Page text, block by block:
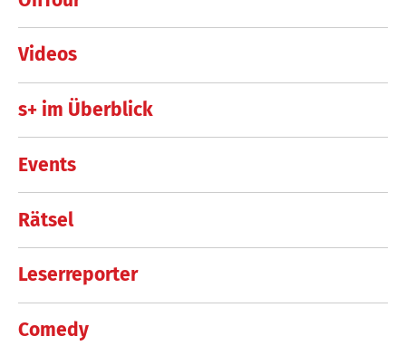
Videos
s+ im Überblick
Events
Rätsel
Leserreporter
Comedy